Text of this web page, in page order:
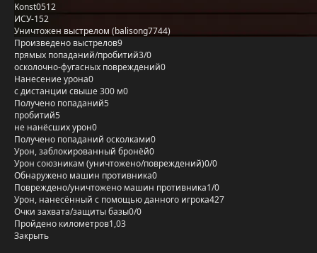
Konst0512
ИСУ-152
Уничтожен выстрелом (balisong7744)
Произведено выстрелов9
прямых попаданий/пробитий3/0
осколочно-фугасных повреждений0
Нанесение урона0
с дистанции свыше 300 м0
Получено попаданий5
пробитий5
не нанёсших урон0
Получено попаданий осколками0
Урон, заблокированный бронёй0
Урон союзникам (уничтожено/повреждений)0/0
Обнаружено машин противника0
Повреждено/уничтожено машин противника1/0
Урон, нанесённый с помощью данного игрока427
Очки захвата/защиты базы0/0
Пройдено километров1,03
Закрыть